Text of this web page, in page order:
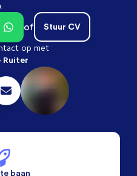
Stuur CV
of
op met
Ruiter
baan